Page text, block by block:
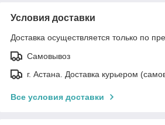
Условия доставки
Доставка осуществляется только по
Самовывоз
г. Астана. Доставка курьером
Все условия доставки